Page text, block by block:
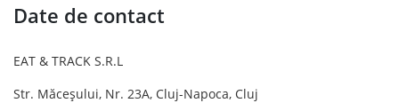
Date de contact
EAT & TRACK S.R.L
Str. Măceșului, Nr. 23A, Cluj-Napoca, Cluj